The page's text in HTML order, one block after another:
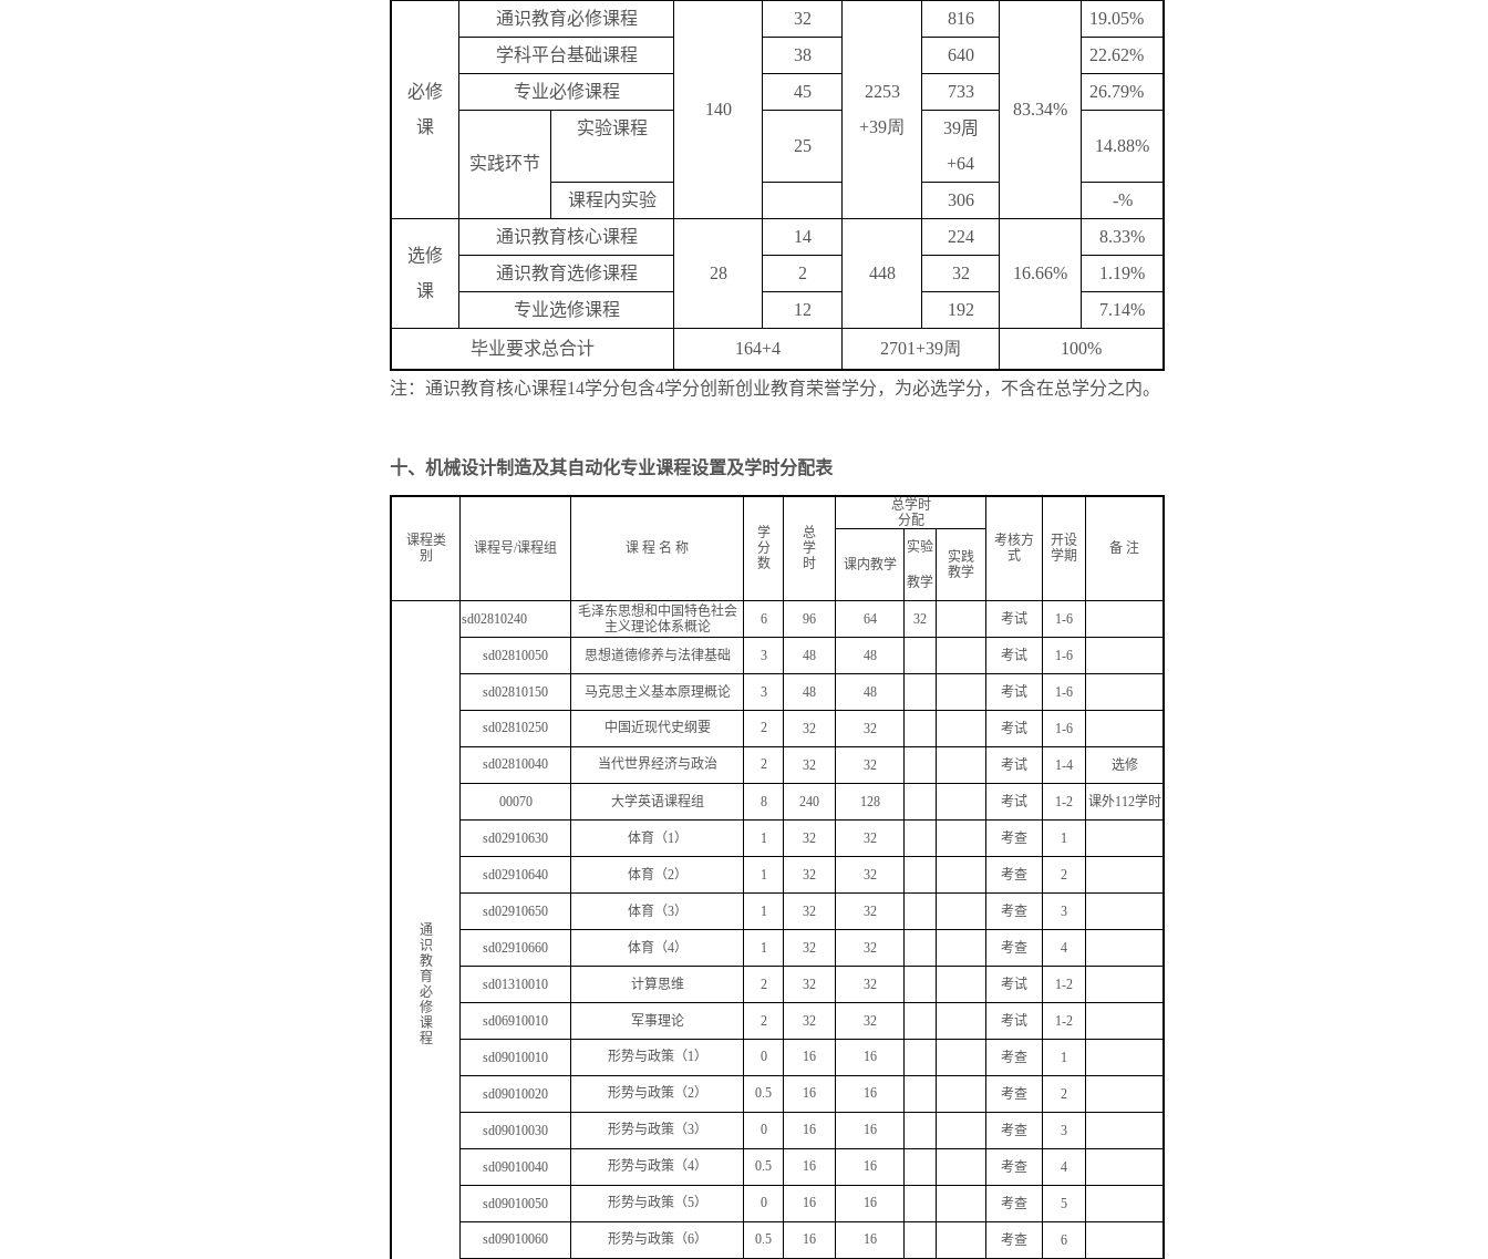
必修
课
通识教育必修课程
140
32
2253
+39周
816
83.34%
19.05%
学科平台基础课程
38 640
22.62%
专业必修课程
45 733 26.79%
实践环节
实验课程
25
39周
+64
14.88%
课程内实验 306 -%
选修
课
通识教育核心课程
28
14
448
224
16.66%
8.33%
通识教育选修课程
2 32
1.19%
专业选修课程
12 192 7.14%
毕业要求总合计 164+4 2701+39周 100%
注：通识教育核心课程14学分包含4学分创新创业教育荣誉学分，为必选学分，不含在总学分之内。
十、 机械设计制造及其自动化专业课程设置及学时分配表
课程类
别
课程号/课程组 课 程 名 称
学
分
数
总
学
时
总学时
分配
考核方
式
开设
学期
备 注
课内教学
实验
教学
实践
教学
通
识
教
育
必
修
课
程
sd02810240
毛泽东思想和中国特色社会
主义理论体系概论
6 96 64 32 考试 1-6
sd02810050 思想道德修养与法律基础 3 48 48 考试 1-6
sd02810150 马克思主义基本原理概论 3 48 48 考试 1-6
sd02810250 中国近现代史纲要 2 32 32 考试 1-6
sd02810040 当代世界经济与政治 2 32 32 考试 1-4 选修
00070 大学英语课程组 8 240 128 考试 1-2 课外112学时
sd02910630 体育（1） 1 32 32 考查 1
sd02910640 体育（2） 1 32 32 考查 2
sd02910650 体育（3） 1 32 32 考查 3
sd02910660 体育（4） 1 32 32 考查 4
sd01310010 计算思维 2 32 32 考试 1-2
sd06910010 军事理论 2 32 32 考试 1-2
sd09010010 形势与政策（1） 0 16 16 考查 1
sd09010020 形势与政策（2） 0.5 16 16 考查 2
sd09010030 形势与政策（3） 0 16 16 考查 3
sd09010040 形势与政策（4） 0.5 16 16 考查 4
sd09010050 形势与政策（5） 0 16 16 考查 5
sd09010060 形势与政策（6） 0.5 16 16 考查 6